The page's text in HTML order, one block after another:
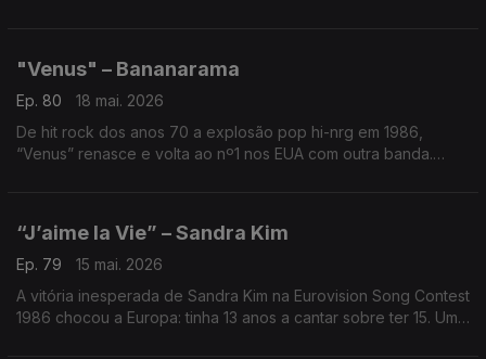
"Venus" – Bananarama
Ep. 80
18 mai. 2026
De hit rock dos anos 70 a explosão pop hi-nrg em 1986,
“Venus” renasce e volta ao nº1 nos EUA com outra banda.
“J’aime la Vie” – Sandra Kim
Ep. 79
15 mai. 2026
A vitória inesperada de Sandra Kim na Eurovision Song Contest
1986 chocou a Europa: tinha 13 anos a cantar sobre ter 15. Um